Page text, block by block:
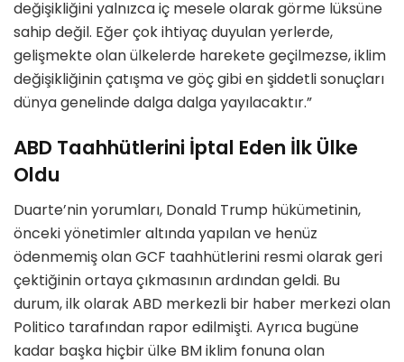
değişikliğini yalnızca iç mesele olarak görme lüksüne
sahip değil. Eğer çok ihtiyaç duyulan yerlerde,
gelişmekte olan ülkelerde harekete geçilmezse, iklim
değişikliğinin çatışma ve göç gibi en şiddetli sonuçları
dünya genelinde dalga dalga yayılacaktır.”
ABD Taahhütlerini İptal Eden İlk Ülke
Oldu
Duarte’nin yorumları, Donald Trump hükümetinin,
önceki yönetimler altında yapılan ve henüz
ödenmemiş olan GCF taahhütlerini resmi olarak geri
çektiğinin ortaya çıkmasının ardından geldi. Bu
durum, ilk olarak ABD merkezli bir haber merkezi olan
Politico tarafından rapor edilmişti. Ayrıca bugüne
kadar başka hiçbir ülke BM iklim fonuna olan